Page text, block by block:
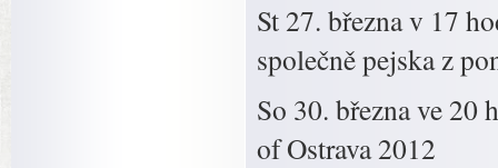
St 27. března v 17
společně pejska z
So 30. března ve
of Ostrava 2012